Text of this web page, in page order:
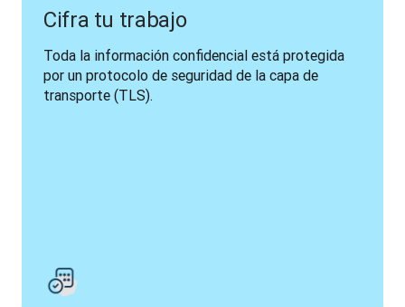
Cifra tu trabajo
Toda la información confidencial está protegida
por un protocolo de seguridad de la capa de
transporte (TLS).